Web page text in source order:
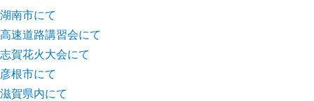
湖南市にて
高速道路講習会にて
志賀花火大会にて
彦根市にて
滋賀県内にて